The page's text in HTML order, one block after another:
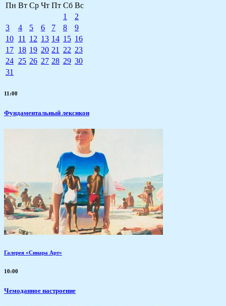
Пн Вт Ср Чт Пт Сб Вс
1
2
3
4 5 6 7 8
9
10 11 12 13 14 15 16
17 18 19 20 21 22 23
24 25 26 27 28 29 30
31
11:00
Фундаментальный лексикон
Галерея «Синара Арт»
10:00
Чемоданное настроение